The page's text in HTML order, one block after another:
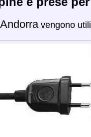
Andorra vengono